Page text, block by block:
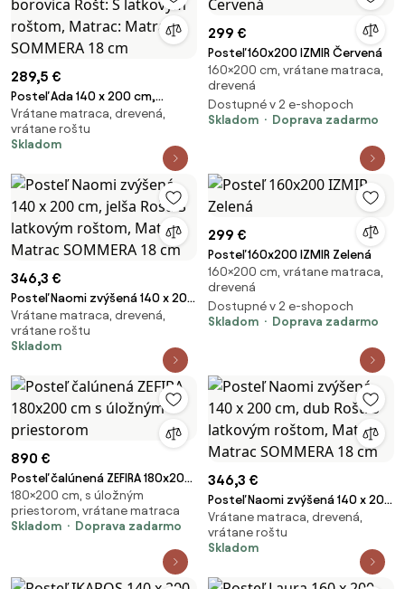
289,5 €
Posteľ Ada 140 x 200 cm,
borovica Rošt: S latkovým
roštom, Matrac: Matrac
SOMMERA 18 cm
Vrátane matraca, drevená,
vrátane roštu
Skladom
299 €
Posteľ 160x200 IZMIR Červená
160×200 cm, vrátane matraca,
drevená
Dostupné v 2 e-shopoch
Skladom
Doprava zadarmo
346,3 €
Posteľ Naomi zvýšená 140 x 200
cm, jelša Rošt: S latkovým
roštom, Matrac: Matrac
SOMMERA 18 cm
Vrátane matraca, drevená,
vrátane roštu
Skladom
299 €
Posteľ 160x200 IZMIR Zelená
160×200 cm, vrátane matraca,
drevená
Dostupné v 2 e-shopoch
Skladom
Doprava zadarmo
890 €
Posteľ čalúnená ZEFIRA 180x200
cm s úložným priestorom
180×200 cm, s úložným
priestorom, vrátane matraca
Skladom
Doprava zadarmo
346,3 €
Posteľ Naomi zvýšená 140 x 200
cm, dub Rošt: S latkovým
roštom, Matrac: Matrac
SOMMERA 18 cm
Vrátane matraca, drevená,
vrátane roštu
Skladom